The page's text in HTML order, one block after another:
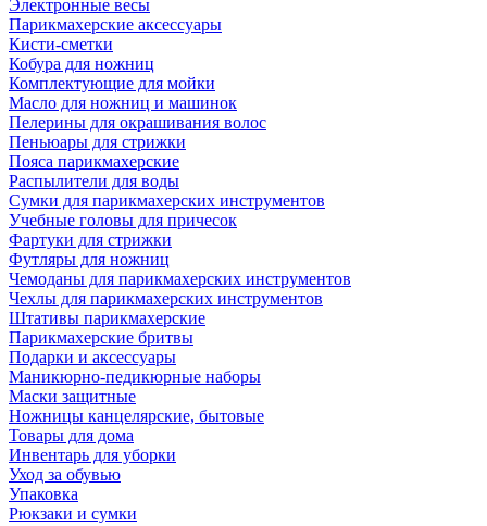
Электронные весы
Парикмахерские аксессуары
Кисти-сметки
Кобура для ножниц
Комплектующие для мойки
Масло для ножниц и машинок
Пелерины для окрашивания волос
Пеньюары для стрижки
Пояса парикмахерские
Распылители для воды
Сумки для парикмахерских инструментов
Учебные головы для причесок
Фартуки для стрижки
Футляры для ножниц
Чемоданы для парикмахерских инструментов
Чехлы для парикмахерских инструментов
Штативы парикмахерские
Парикмахерские бритвы
Подарки и аксессуары
Маникюрно-педикюрные наборы
Маски защитные
Ножницы канцелярские, бытовые
Товары для дома
Инвентарь для уборки
Уход за обувью
Упаковка
Рюкзаки и сумки